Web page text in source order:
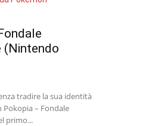
(Nintendo
tradire la sua identità
Pokopia – Fondale
primo...